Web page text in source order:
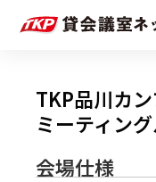
TKP品川カ
ミーティン
会場仕様